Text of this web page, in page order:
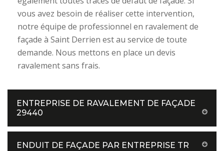
vous avez besoin de réaliser cette intervention,
notre équipe de professionnel en ravalement de
façade à Saint Derrien est au service de toute
demande. Nous mettons en place un devis
ravalement sans frais.
ENTREPRISE DE RAVALEMENT DE FAÇADE
29440
ENDUIT DE FAÇADE PAR ENTREPRISE TR